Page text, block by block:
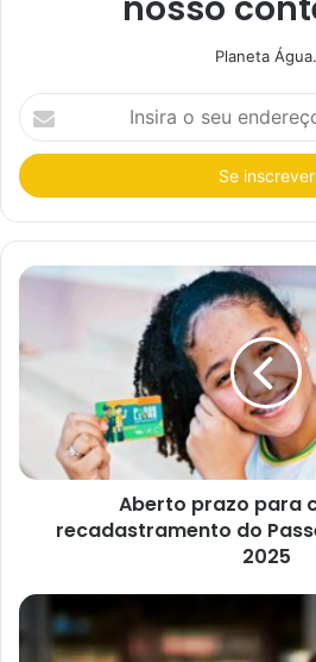
Planeta Água.
I
n
i
r
a
o
s
u
e
e
e
Aberto prazo para
recadastramento do
2025